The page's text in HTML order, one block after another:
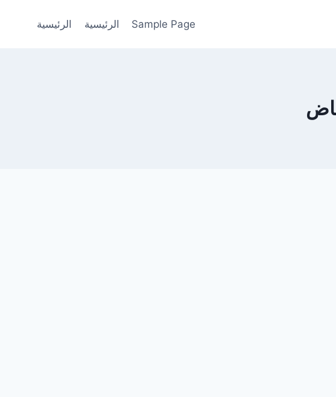
Sample Page الرئيسية الرئيسية